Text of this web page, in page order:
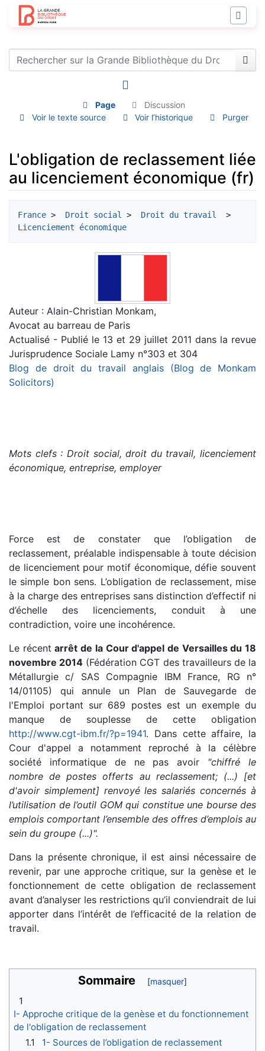
Page
Discussion
Voir le texte source
Voir l’historique Purger
L'obligation de reclassement liée
au licenciement économique (fr)
France > Droit social > Droit du travail
Licenciement économique
Auteur : Alain-Christian Monkam,
Avocat au barreau de Paris
Actualisé - Publié le 13 et 29 juillet 2011 dans la revue
Jurisprudence Sociale Lamy n°303 et 304
Blog de droit du travail anglais (Blog de Monkam
Solicitors)
Mots clefs : Droit social, droit du travail, licenciement
économique, entreprise, employer
Force est de constater que l’obligation de
reclassement, préalable indispensable à toute décision
de licenciement pour motif économique, défie souvent
le simple bon sens. L’obligation de reclassement, mise
à la charge des entreprises sans distinction d’effectif ni
d’échelle des licenciements, conduit à une
contradiction, voire une incohérence.
Le récentarrêt de la Cour d'appel de Versailles du 18
novembre 2014 (Fédération CGT des travailleurs de la
Métallurgie c/ SAS Compagnie IBM France, RG n°
14/01105) qui annule un Plan de Sauvegarde de
l'Emploi portant sur 689 postes est un exemple du
manque de souplesse de cette obligation
http://www.cgt-ibm.fr/?p=1941. Dans cette affaire, la
Cour d'appel a notamment reproché à la célèbre
société informatique de ne pas avoir "chiffré le
nombre de postes offerts au reclassement; (...) [et
d'avoir simplement] renvoyé les salariés concernés à
l’utilisation de l’outil GOM qui constitue une bourse des
emplois comportant l’ensemble des offres d’emplois au
sein du groupe (...)".
Dans la présente chronique, il est ainsi nécessaire de
revenir, par une approche critique, sur la genèse et le
fonctionnement de cette obligation de reclassement
avant d’analyser les restrictions qu’il conviendrait de lui
apporter dans l’intérêt de l’efficacité de la relation de
travail.
Sommaire
1
I- Approche critique de la genèse et du fonctionnement
de l'obligation de reclassement
1.1
1- Sources de l’obligation de reclassement